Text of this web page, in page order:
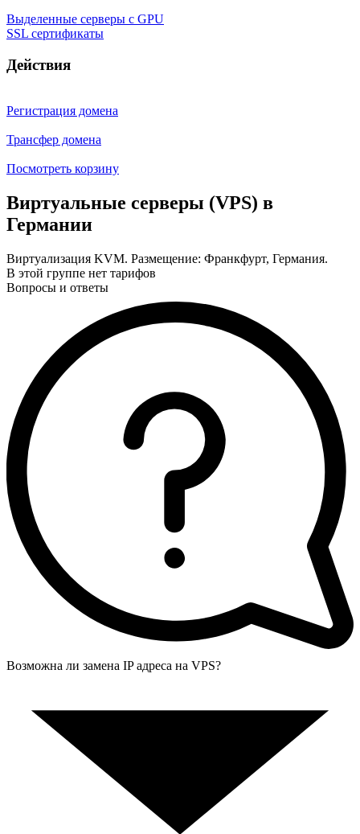
Выделенные серверы с GPU
SSL сертификаты
Действия
Регистрация домена
Трансфер домена
Посмотреть корзину
Виртуальные серверы (VPS) в
Германии
Виртуализация KVM. Размещение: Франкфурт, Германия.
В этой группе нет тарифов
Вопросы и ответы
Возможна ли замена IP адреса на VPS?